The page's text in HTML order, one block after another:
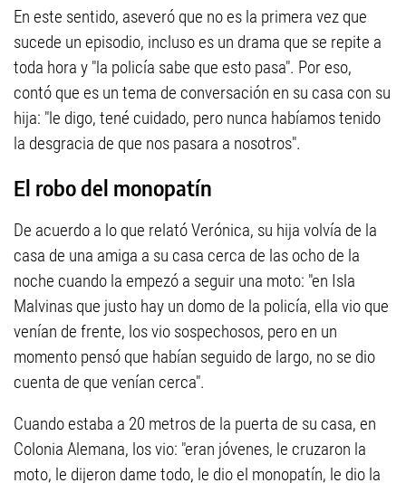
En este sentido, aseveró que no es la primera vez que
sucede un episodio, incluso es un drama que se repite a
toda hora y "la policía sabe que esto pasa". Por eso,
contó que es un tema de conversación en su casa con su
hija: "le digo, tené cuidado, pero nunca habíamos tenido
la desgracia de que nos pasara a nosotros".
El robo del monopatín
De acuerdo a lo que relató Verónica, su hija volvía de la
casa de una amiga a su casa cerca de las ocho de la
noche cuando la empezó a seguir una moto: "en Isla
Malvinas que justo hay un domo de la policía, ella vio que
venían de frente, los vio sospechosos, pero en un
momento pensó que habían seguido de largo, no se dio
cuenta de que venían cerca".
Cuando estaba a 20 metros de la puerta de su casa, en
Colonia Alemana, los vio: "eran jóvenes, le cruzaron la
moto, le dijeron dame todo, le dio el monopatín, le dio la